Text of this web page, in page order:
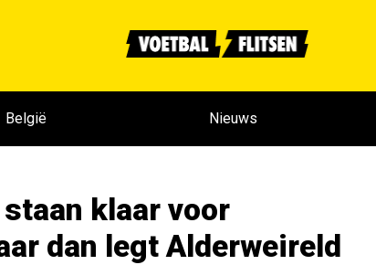
België Nieuws
klaar voor
dan legt Alderweireld